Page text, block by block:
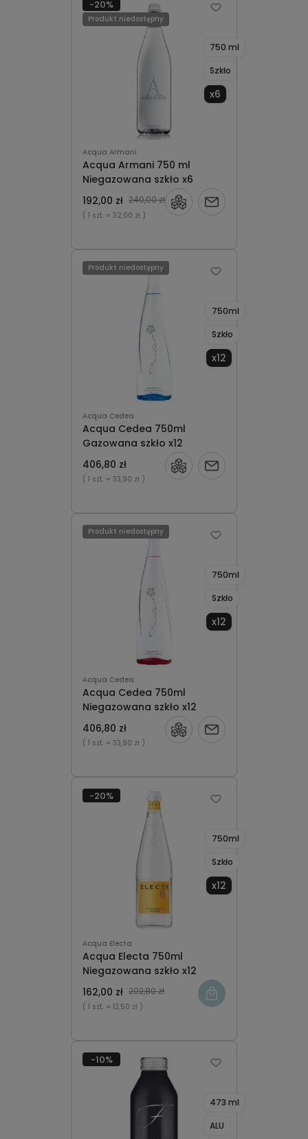
Acqua Armani
Acqua Armani 750 ml
Niegazowana szkło x6
750 ml
Szkło
x6
192,00 zł 240,00 zł
( 1 szt. = 32,00 zł )
-20%
Produkt niedostępny
Powiadom
Acqua Cedea
Acqua Cedea 750ml
Gazowana szkło x12
750ml
Szkło
x12
406,80 zł
( 1 szt. = 33,90 zł )
Produkt niedostępny
Powiadom
Acqua Cedea
Acqua Cedea 750ml
Niegazowana szkło x12
750ml
Szkło
x12
406,80 zł
( 1 szt. = 33,90 zł )
Produkt niedostępny
Powiadom
Acqua Electa
Acqua Electa 750ml
Niegazowana szkło x12
750ml
Szkło
x12
162,00 zł 202,80 zł
( 1 szt. = 13,50 zł )
-20%
473 ml
ALU
-10%